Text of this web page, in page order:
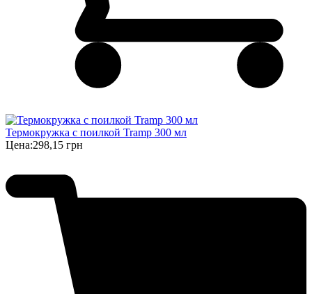
Термокружка с поилкой Tramp 300 мл
Цена:298,15 грн